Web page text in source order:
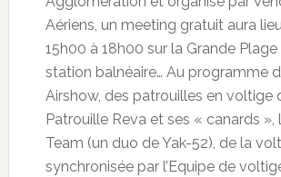
Aériens, un meeting gratuit aura
15h00 à 18h00 sur la Grande
station balnéaire… Au programme
Airshow, des patrouilles en voltige
Patrouille Reva et ses « canards »,
Team (un duo de Yak-52), de la
synchronisée par l’Equipe de